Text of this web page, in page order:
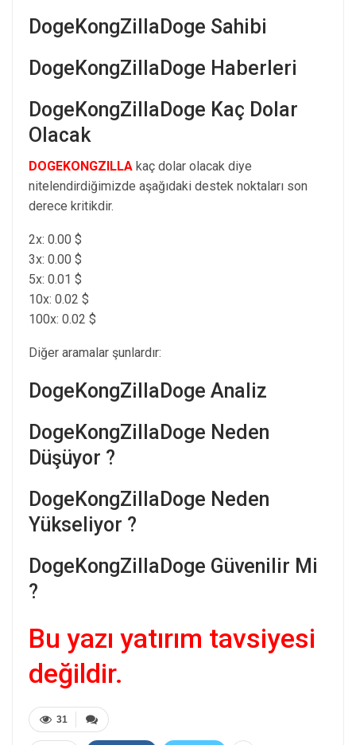
DogeKongZillaDoge Sahibi
DogeKongZillaDoge Haberleri
DogeKongZillaDoge Kaç Dolar
Olacak
DOGEKONGZILLA kaç dolar olacak diye
nitelendirdiğimizde aşağıdaki destek noktaları son
derece kritikdir.
2x: 0.00 $
3x: 0.00 $
5x: 0.01 $
10x: 0.02 $
100x: 0.02 $
Diğer aramalar şunlardır:
DogeKongZillaDoge Analiz
DogeKongZillaDoge Neden
Düşüyor ?
DogeKongZillaDoge Neden
Yükseliyor ?
DogeKongZillaDoge Güvenilir Mi
?
Bu yazı yatırım tavsiyesi
değildir.
31